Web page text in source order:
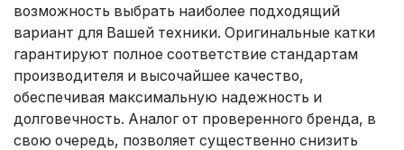
возможность выбрать наиболее подходящий
вариант для Вашей техники. Оригинальные катки
гарантируют полное соответствие стандартам
производителя и высочайшее качество,
обеспечивая максимальную надежность и
долговечность. Аналог от проверенного бренда, в
свою очередь, позволяет существенно снизить